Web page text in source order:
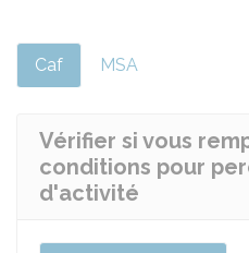
Caf MSA
Vérifier si vous
conditions pour
d'activité